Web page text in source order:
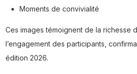
Moments de convivialité
Ces images témoignent de la richesse
l’engagement des participants,
édition 2026.